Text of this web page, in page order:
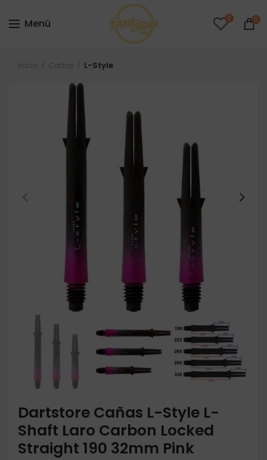
Menú 0 0
Inicio Cañas L-Style
Dartstore Cañas L-Style L-
Shaft Laro Carbon Locked
Straight 190 32mm Pink